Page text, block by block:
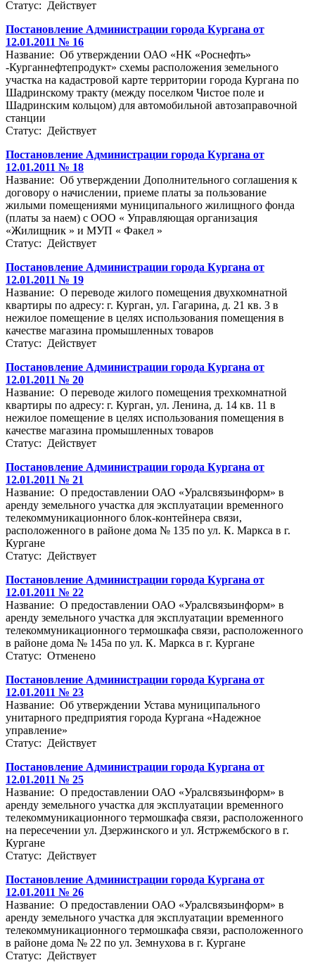
Статус: Действует
Постановление Администрации города Кургана от
12.01.2011 № 16
Название: Об утверждении ОАО «НК «Роснефть»
-Курганнефтепродукт» схемы расположения земельного
участка на кадастровой карте территории города Кургана по
Шадринскому тракту (между поселком Чистое поле и
Шадринским кольцом) для автомобильной автозаправочной
станции
Статус: Действует
Постановление Администрации города Кургана от
12.01.2011 № 18
Название: Об утверждении Дополнительного соглашения к
договору о начислении, приеме платы за пользование
жилыми помещениями муниципального жилищного фонда
(платы за наем) с ООО « Управляющая организация
«Жилищник » и МУП « Факел »
Статус: Действует
Постановление Администрации города Кургана от
12.01.2011 № 19
Название: О переводе жилого помещения двухкомнатной
квартиры по адресу: г. Курган, ул. Гагарина, д. 21 кв. 3 в
нежилое помещение в целях использования помещения в
качестве магазина промышленных товаров
Статус: Действует
Постановление Администрации города Кургана от
12.01.2011 № 20
Название: О переводе жилого помещения трехкомнатной
квартиры по адресу: г. Курган, ул. Ленина, д. 14 кв. 11 в
нежилое помещение в целях использования помещения в
качестве магазина промышленных товаров
Статус: Действует
Постановление Администрации города Кургана от
12.01.2011 № 21
Название: О предоставлении ОАО «Уралсвязьинформ» в
аренду земельного участка для эксплуатации временного
телекоммуникационного блок-контейнера связи,
расположенного в районе дома № 135 по ул. К. Маркса в г.
Кургане
Статус: Действует
Постановление Администрации города Кургана от
12.01.2011 № 22
Название: О предоставлении ОАО «Уралсвязьинформ» в
аренду земельного участка для эксплуатации временного
телекоммуникационного термошкафа связи, расположенного
в районе дома № 145а по ул. К. Маркса в г. Кургане
Статус: Отменено
Постановление Администрации города Кургана от
12.01.2011 № 23
Название: Об утверждении Устава муниципального
унитарного предприятия города Кургана «Надежное
управление»
Статус: Действует
Постановление Администрации города Кургана от
12.01.2011 № 25
Название: О предоставлении ОАО «Уралсвязьинформ» в
аренду земельного участка для эксплуатации временного
телекоммуникационного термошкафа связи, расположенного
на пересечении ул. Дзержинского и ул. Ястржембского в г.
Кургане
Статус: Действует
Постановление Администрации города Кургана от
12.01.2011 № 26
Название: О предоставлении ОАО «Уралсвязьинформ» в
аренду земельного участка для эксплуатации временного
телекоммуникационного термошкафа связи, расположенного
в районе дома № 22 по ул. Земнухова в г. Кургане
Статус: Действует